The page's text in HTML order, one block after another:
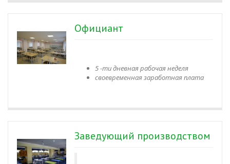
Официант
5 -ти дневная рабочая неделя
своевременная заработная плата
Заведующий производством